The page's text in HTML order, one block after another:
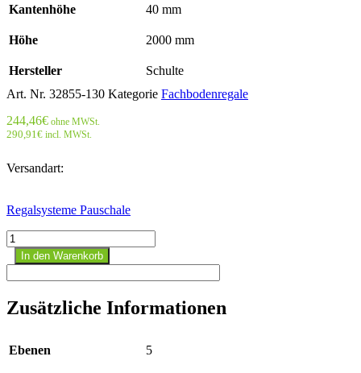
Kantenhöhe 40 mm
Höhe 2000 mm
Hersteller
Schulte
Art. Nr. 32855-130 Kategorie Fachbodenregale
244,46€ ohne MWSt.
290,91 € incl. MWSt.
Versandart:
Regalsysteme Pauschale
Stecksystem
Anbauregal
-
2000x1300x500
Typ
RAL
In den Warenkorb
Zusätzliche Informationen
Ebenen 5